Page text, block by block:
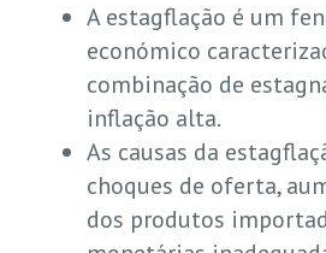
A estagflação é um
económico
combinação de
inflação alta.
As causas da
choques de oferta,
dos produtos